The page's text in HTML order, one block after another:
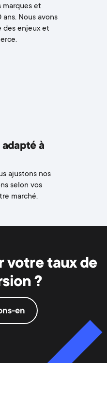
marques et
Nous avons
des enjeux et
à
ajustons nos
selon vos
marché.
votre taux de
?
en